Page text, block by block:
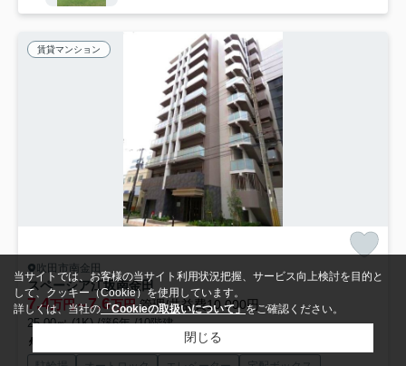
賃貸マンション
吹田市南金田
スペーシア江坂南金田
7.4万円～7.6万円管理/共益費10,000円
25.00㎡ (1K) /築6年 /10階建
おおさか東線「南吹田」駅 徒歩15分
当サイトでは、お客様の当サイト利用状況把握、サービス向上検討を目的と
して、クッキー（Cookie）を使用しています。
詳しくは、当社の「Cookieの取扱いについて」をご確認ください。
閉じる